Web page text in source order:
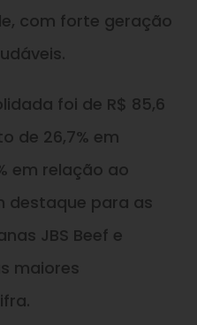
com forte geração
foi de R$ 85,6
de 26,7% em
em relação ao
destaque para as
JBS Beef e
maiores